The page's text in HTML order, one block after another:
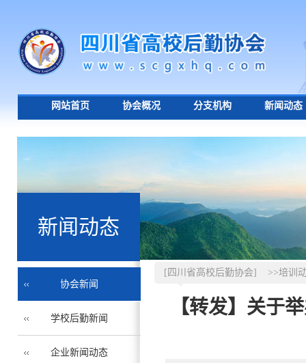
网站首页 协会概况 分支机构 新闻动态
新闻动态
协会新闻
学校后勤新闻
企业新闻动态
[四川省高校后勤协会] >>培训
【转发】关于